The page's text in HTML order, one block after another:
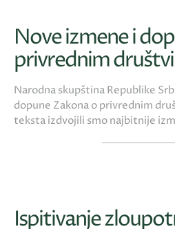
Nove izmene i
privrednim
Narodna skupština Republike
dopune Zakona o privrednim
teksta izdvojili smo najbitnije
Ispitivanje